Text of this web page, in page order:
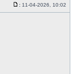
: 11-04-2026, 10:02